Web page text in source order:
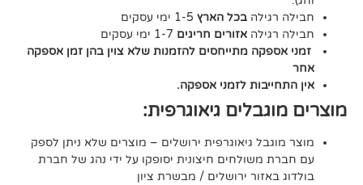
בכל הארץ1-5 ימי עסקים
אזורים חריגים1-7 ימי עסקים
מתייחסים להזמנות שלא צוין בהן זמן אספקה
לזמני אספקה.
גיאוגרפית:
גיאוגרפית ירושלים – מוצרים שלא ניתן לספק
חיצונית יסופקו על ידי נהג של חברת
ירושלים / מבשרת ציון